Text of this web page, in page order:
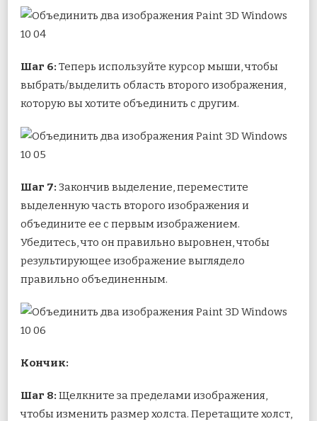
Шаг 6: Теперь используйте курсор мыши, чтобы
выбрать/выделить область второго изображения,
которую вы хотите объединить с другим.
Шаг 7: Закончив выделение, переместите
выделенную часть второго изображения и
объедините ее с первым изображением.
Убедитесь, что он правильно выровнен, чтобы
результирующее изображение выглядело
правильно объединенным.
Кончик:
Шаг 8: Щелкните за пределами изображения,
чтобы изменить размер холста. Перетащите холст,